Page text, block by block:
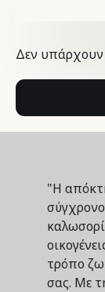
Δεν υπάρχουν
"Η
τρόπο
σας. Με